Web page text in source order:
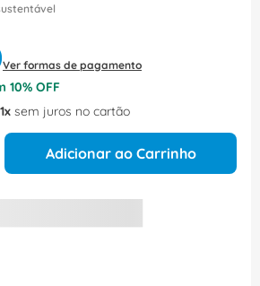
Ver formas de pagamento
10% OFF
1 sem juros no cartão
Adicionar ao Carrinho